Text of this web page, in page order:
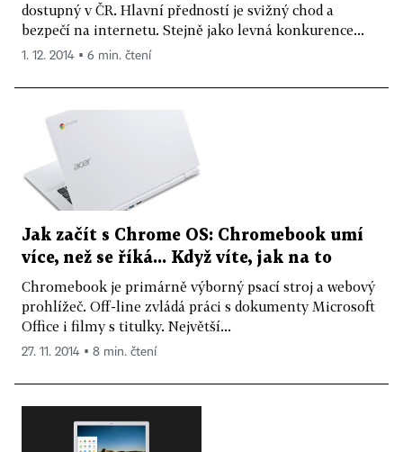
dostupný v ČR. Hlavní předností je svižný chod a
bezpečí na internetu. Stejně jako levná konkurence...
1. 12. 2014 ▪ 6 min. čtení
Jak začít s Chrome OS: Chromebook umí
více, než se říká... Když víte, jak na to
Chromebook je primárně výborný psací stroj a webový
prohlížeč. Off-line zvládá práci s dokumenty Microsoft
Office i filmy s titulky. Největší...
27. 11. 2014 ▪ 8 min. čtení